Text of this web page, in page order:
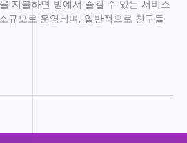
지불하면 방에서 즐길 수 있는 서비스
규모로 운영되며, 일반적으로 친구들